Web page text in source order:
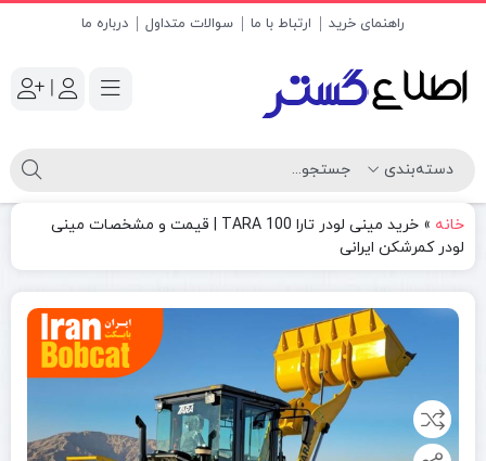
راهنمای خرید ارتباط با ما سوالات متداول درباره ما
|
خانه »
خرید مینی لودر تارا TARA 100 | قیمت و مشخصات مینی
لودر کمرشکن ایرانی